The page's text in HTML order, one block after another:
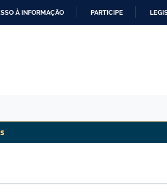
À INFORMAÇÃO PARTICIPE